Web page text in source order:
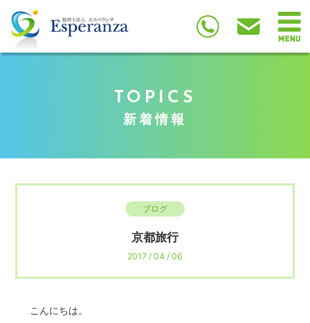
TOPICS
新着情報
ブログ
京都旅行
2017 / 04 / 06
こんにちは。